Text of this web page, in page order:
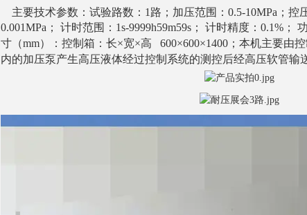
主要技术参数：试验路数：1路；加压范围：0.5-10MPa；控
0.001MPa；
计时范围：1s-9999h59m59s； 计时精度：0.1%；
寸（mm）： 控制箱：长×宽×高 600×600×1400； 本机主要由
内的加压泵产生高压液体经过控制系统的测控后经高压软管输